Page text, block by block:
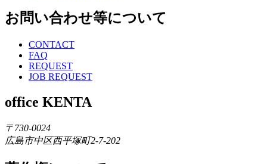
お問い合わせ等について
CONTACT
FAQ
REQUEST
JOB REQUEST
office KENTA
〒730-0024
広島市中区西平塚町2-7-202